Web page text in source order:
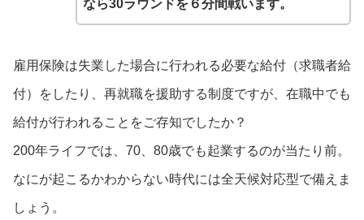
なら30ラウンドを６分間戦います。
雇用保険は失業した場合に行われる必要な給付（求職者給
付）をしたり、再就職を援助する制度ですが、在職中でも
給付が行われることをご存知でしたか？
200年ライフでは、70、80歳でも起業するのが当たり前。
なにが起こるかわからない時代には全天候対応型で備えま
しょう。